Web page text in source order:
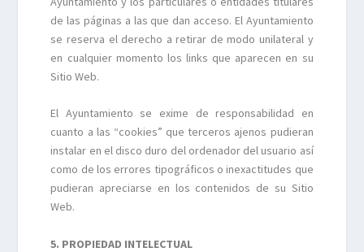
de las páginas a las que dan acceso. El Ayuntamiento
se reserva el derecho a retirar de modo unilateral y
en cualquier momento los links que aparecen en su
Sitio Web.
El Ayuntamiento se exime de responsabilidad en
cuanto a las “cookies” que terceros ajenos pudieran
instalar en el disco duro del ordenador del usuario así
como de los errores tipográficos o inexactitudes que
pudieran apreciarse en los contenidos de su Sitio
Web.
5. PROPIEDAD INTELECTUAL